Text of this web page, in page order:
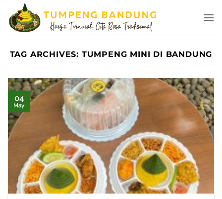
content
TAG ARCHIVES: TUMPENG MINI DI BANDUNG
04
May